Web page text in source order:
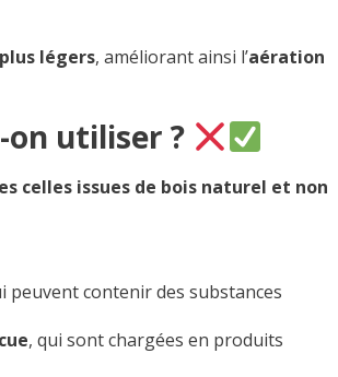
plus légers, améliorant ainsi l’aération
utiliser ?
celles issues de bois naturel et non
peuvent contenir des substances
, qui sont chargées en produits